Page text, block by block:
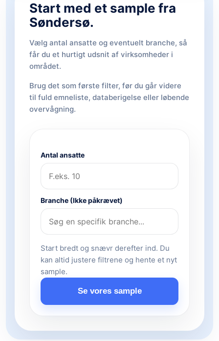
Start med et sample fra
Søndersø.
Vælg antal ansatte og eventuelt branche, så
får du et hurtigt udsnit af virksomheder i
området.
Brug det som første filter, før du går videre
til fuld emneliste, databerigelse eller løbende
overvågning.
Antal ansatte
Branche (Ikke påkrævet)
Start bredt og snævr derefter ind. Du
kan altid justere filtrene og hente et nyt
sample.
Se vores sample